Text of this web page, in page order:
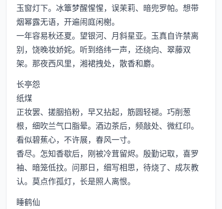
玉窗灯下。冰簟梦醒惺惺，误茉莉、暗兜罗帕。想带
烟幂露无语，开遍闹庭闲榭。
一年容易秋还夏。望银河、月斜星亚。玉真自许禁离
别，饶晚妆娇姹。听到络纬一声，还绕向、翠藤双
架。那夜西风里，湘裙拽处，散香和麝。
长亭怨
纸煤
正妆罢、搓胭掐粉，早又拈起，筋圆轻褪。巧削葱
根，细吹兰气口脂晕。酒边茶后，频敲处、微红印。
看似碧蕉心，不许展，春风一寸。
香尽。怎知香歇后，刚被冷茸留烬。殷勤记取，喜罗
袖、暗笼低抆。问那日，细写相思，待烧了、成灰教
认。莫点作孤灯，长是照人离恨。
睡鹤仙